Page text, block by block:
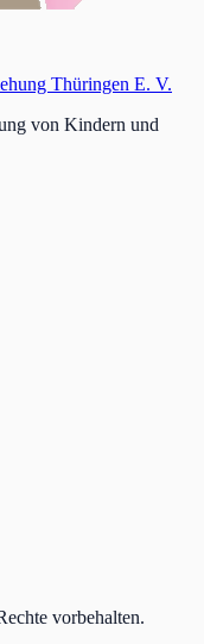
Thüringen E. V.
von Kindern und
vorbehalten.